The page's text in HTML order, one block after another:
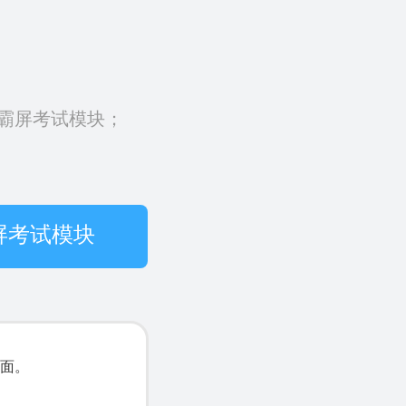
屏考试模块；
考试模块
。